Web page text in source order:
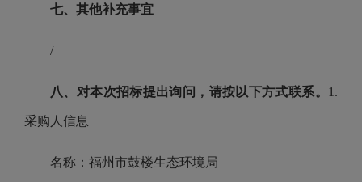
七、其他补充事宜
/
八、对本次招标提出询问，请按以下方式联系。 1.
采购人信息
名称：福州市鼓楼生态环境局